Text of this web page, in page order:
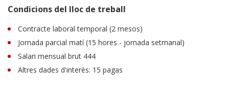
Condicions del lloc de treball
Contracte laboral temporal (2 mesos)
Jornada parcial matí (15 hores - jornada setmanal)
Salari mensual brut 444
Altres dades d'interès: 15 pagas